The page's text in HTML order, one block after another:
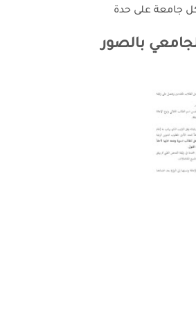
جامعة على حدة
بالصور